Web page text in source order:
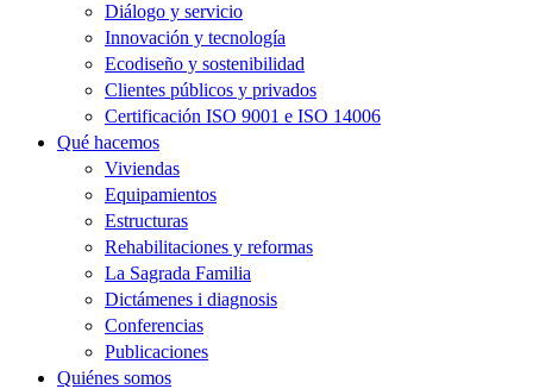
Diálogo y servicio
Innovación y tecnología
Ecodiseño y sostenibilidad
Clientes públicos y privados
Certificación ISO 9001 e ISO 14006
Qué hacemos
Viviendas
Equipamientos
Estructuras
Rehabilitaciones y reformas
La Sagrada Familia
Dictámenes i diagnosis
Conferencias
Publicaciones
Quiénes somos